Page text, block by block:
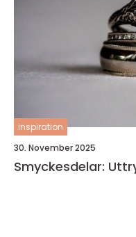
inspiration
30. November 2025
Smyckesdelar: